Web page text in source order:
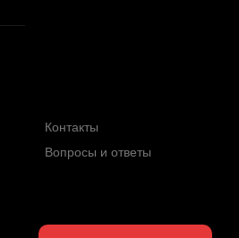
Контакты
Вопросы и ответы